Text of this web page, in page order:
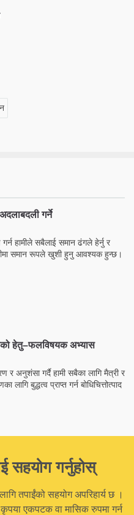
गर्ने
गर्न हामीले सबैलाई समान ढंगले हेर्नु र
समान रूपले खुशी हुनु आवश्यक हुन्छ।
हेतु–फलविषयक अभ्यास
र अनुशंसा गर्दै हामी सबैका लागि मैत्री र
बुद्धत्व प्राप्त गर्न बोधिचित्तोत्पाद
सहयोग गर्नुहोस्
तपाईंको सहयोग अपरिहार्य छ ।
कृपया एकपटक वा मासिक रुपमा गर्न